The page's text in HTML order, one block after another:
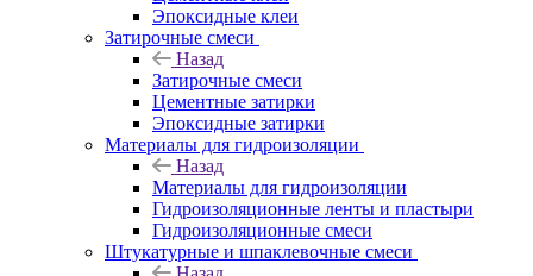
Эпоксидные клеи
Затирочные смеси
Назад
Затирочные смеси
Цементные затирки
Эпоксидные затирки
Материалы для гидроизоляции
Назад
Материалы для гидроизоляции
Гидроизоляционные ленты и пластыри
Гидроизоляционные смеси
Штукатурные и шпаклевочные смеси